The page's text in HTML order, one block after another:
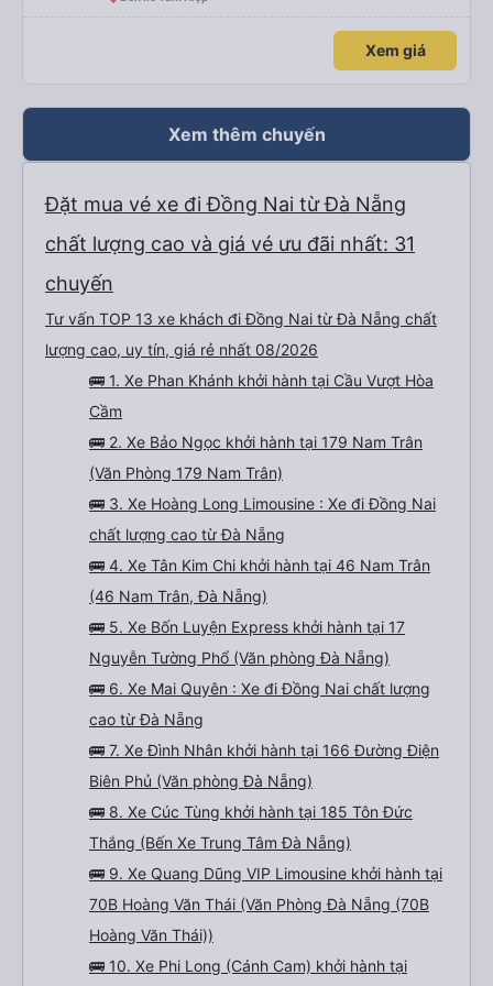
Xem giá
Xem thêm chuyến
Đặt mua vé xe đi Đồng Nai từ Đà Nẵng
chất lượng cao và giá vé ưu đãi nhất: 31
chuyến
Tư vấn TOP 13 xe khách đi Đồng Nai từ Đà Nẵng chất
lượng cao, uy tín, giá rẻ nhất 08/2026
🚌 1. Xe Phan Khánh khởi hành tại Cầu Vượt Hòa
Cầm
🚌 2. Xe Bảo Ngọc khởi hành tại 179 Nam Trân
(Văn Phòng 179 Nam Trân)
🚌 3. Xe Hoàng Long Limousine : Xe đi Đồng Nai
chất lượng cao từ Đà Nẵng
🚌 4. Xe Tân Kim Chi khởi hành tại 46 Nam Trân
(46 Nam Trân, Đà Nẵng)
🚌 5. Xe Bốn Luyện Express khởi hành tại 17
Nguyễn Tường Phổ (Văn phòng Đà Nẵng)
🚌 6. Xe Mai Quyên : Xe đi Đồng Nai chất lượng
cao từ Đà Nẵng
🚌 7. Xe Đình Nhân khởi hành tại 166 Đường Điện
Biên Phủ (Văn phòng Đà Nẵng)
🚌 8. Xe Cúc Tùng khởi hành tại 185 Tôn Đức
Thắng (Bến Xe Trung Tâm Đà Nẵng)
🚌 9. Xe Quang Dũng VIP Limousine khởi hành tại
70B Hoàng Văn Thái (Văn Phòng Đà Nẵng (70B
Hoàng Văn Thái))
🚌 10. Xe Phi Long (Cánh Cam) khởi hành tại